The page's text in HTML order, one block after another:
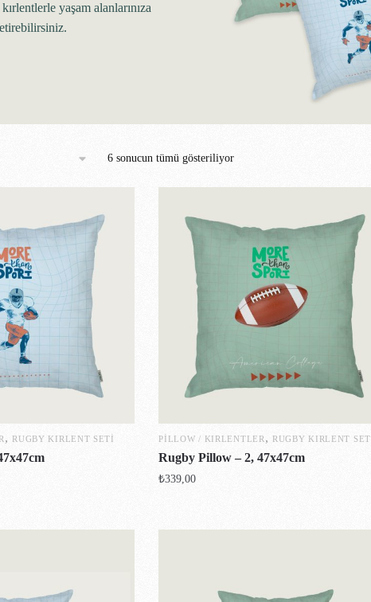
yaşam alanlarınıza
6 sonucun tümü gösteriliyor
, RUGBY KIRLENT SETI PILLOW / KIRLENTLER , RUGBY KIRLENT SETI
Rugby Pillow – 2, 47x47cm
₺339,00